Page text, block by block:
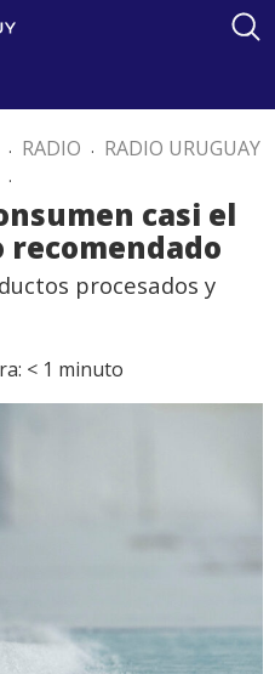
. RADIO . RADIO URUGUAY
.
casi el
recomendado
procesados y
< 1 minuto